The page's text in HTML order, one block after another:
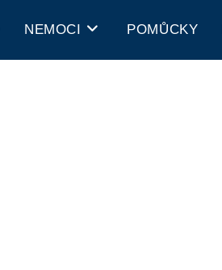
NEMOCI POMŮCKY